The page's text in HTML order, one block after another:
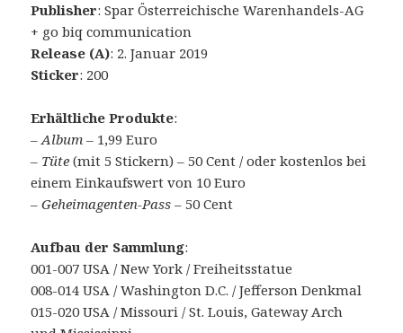
Publisher: Spar Österreichische Warenhandels-AG
+ go biq communication
Release (A): 2. Januar 2019
Sticker: 200
Erhältliche Produkte:
– Album – 1,99 Euro
– Tüte (mit 5 Stickern) – 50 Cent / oder kostenlos bei
einem Einkaufswert von 10 Euro
–Geheimagenten-Pass – 50 Cent
Aufbau der Sammlung:
001-007 USA / New York / Freiheitsstatue
008-014 USA / Washington D.C. / Jefferson Denkmal
015-020 USA / Missouri / St. Louis, Gateway Arch